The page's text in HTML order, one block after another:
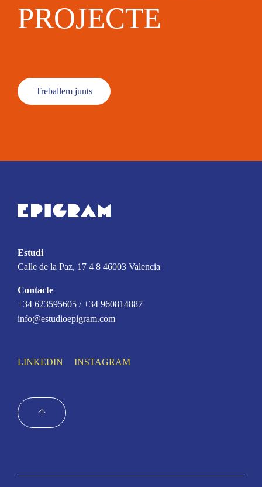
PROJECTE
Treballem junts
Estudi
Calle de la Paz, 17 4 8 46003 Valencia
Contacte
+34 623595605 / +34 960814887
info@estudioepigram.com
LINKEDIN INSTAGRAM